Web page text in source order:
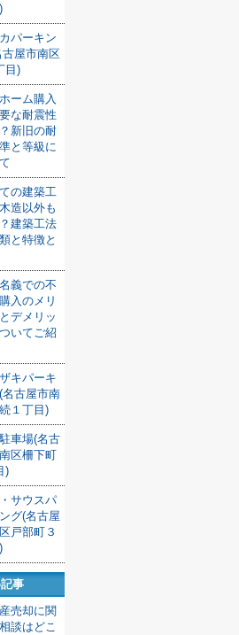
パーキン
古屋市南区
目)
ーム購入
な耐震性
新旧の耐
と等級に
の建築工
造以外も
建築工法
と特徴と
義での不
入のメリ
デメリッ
いてご紹
キパーキ
名古屋市南
１丁目)
車場(名古
区柵下町
)
サウスパ
グ(名古屋
戸部町３
事
売却に関
談はどこ